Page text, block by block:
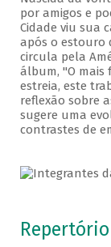
por amigos e
Cidade viu sua
após o estouro
circula pela
álbum, "O mais
estreia, este
reflexão sobre
sugere uma
contrastes de
Repertório